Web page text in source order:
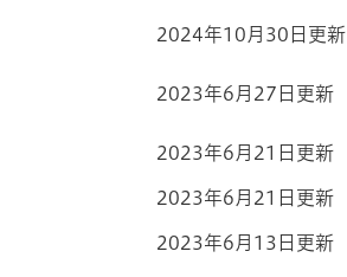
2024年10月30日更新
2023年6月27日更新
2023年6月21日更新
2023年6月21日更新
2023年6月13日更新